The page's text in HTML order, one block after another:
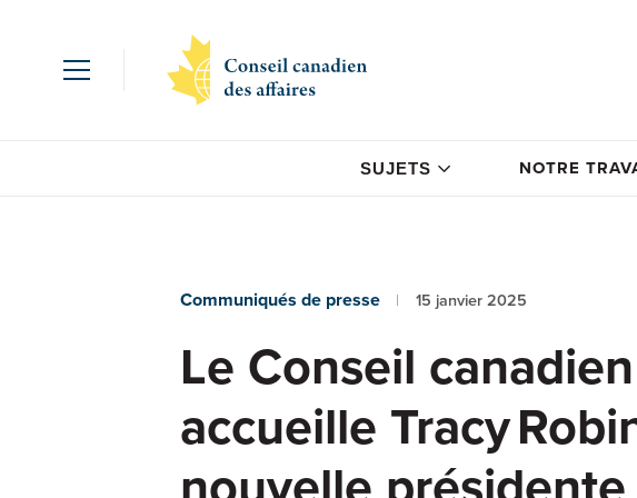
SUJETS NOTRE
Communiqués de presse 15 janvier 2025
Le Conseil
accueille Tracy